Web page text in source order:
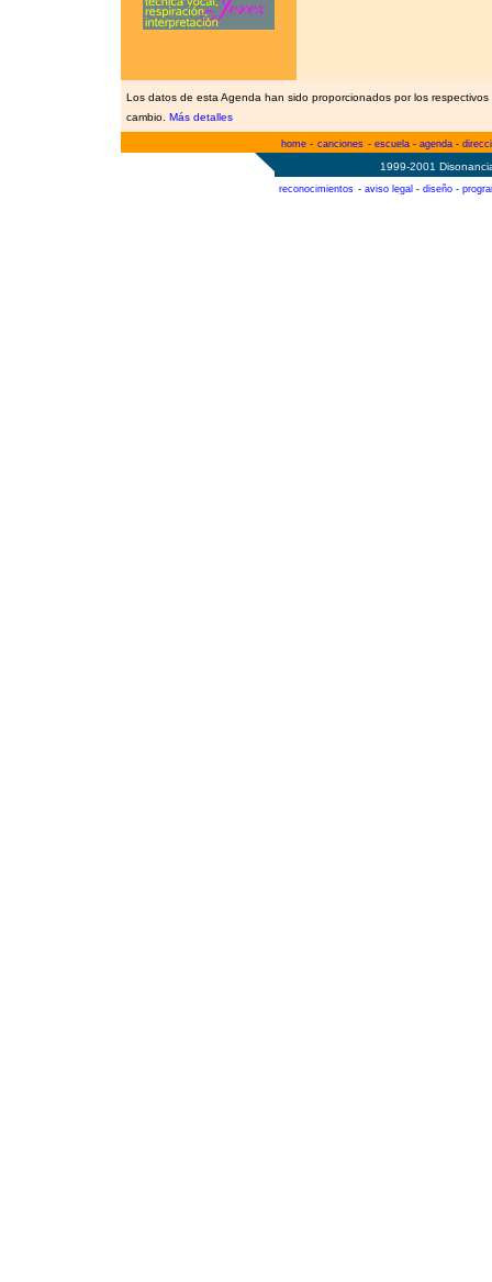
Los datos de esta Agenda han sido proporcionados por los
cambio. Más detalles
home - canciones - escuela - agenda -
1999-2001
reconocimientos - aviso legal - diseño -